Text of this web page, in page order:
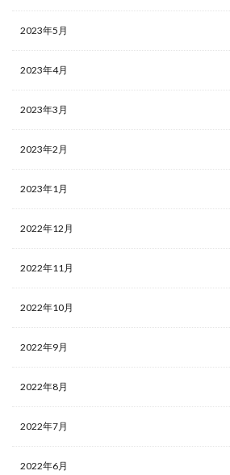
2023年5月
2023年4月
2023年3月
2023年2月
2023年1月
2022年12月
2022年11月
2022年10月
2022年9月
2022年8月
2022年7月
2022年6月